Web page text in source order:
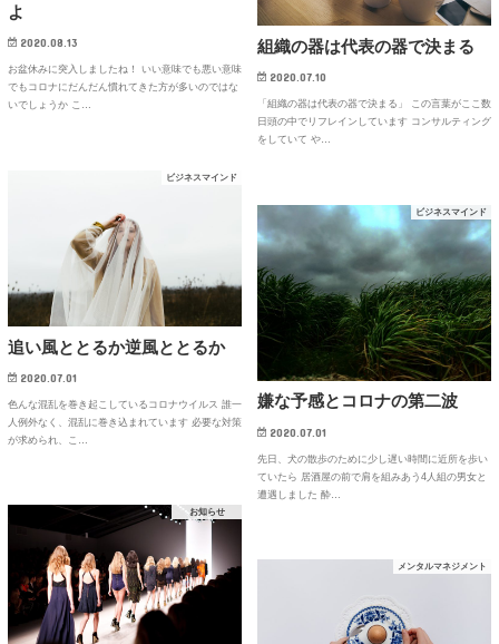
よ
2020.08.13
お盆休みに突入しましたね！ いい意味でも悪い意味
でもコロナにだんだん慣れてきた方が多いのではな
いでしょうか こ…
組織の器は代表の器で決まる
2020.07.10
「組織の器は代表の器で決まる」 この言葉がここ数
日頭の中でリフレインしています コンサルティング
をしていて や…
ビジネスマインド
追い風ととるか逆風ととるか
2020.07.01
色んな混乱を巻き起こしているコロナウイルス 誰一
人例外なく、混乱に巻き込まれています 必要な対策
が求められ、こ…
ビジネスマインド
嫌な予感とコロナの第二波
2020.07.01
先日、犬の散歩のために少し遅い時間に近所を歩い
ていたら 居酒屋の前で肩を組みあう4人組の男女と
遭遇しました 酔…
お知らせ
メンタルマネジメント